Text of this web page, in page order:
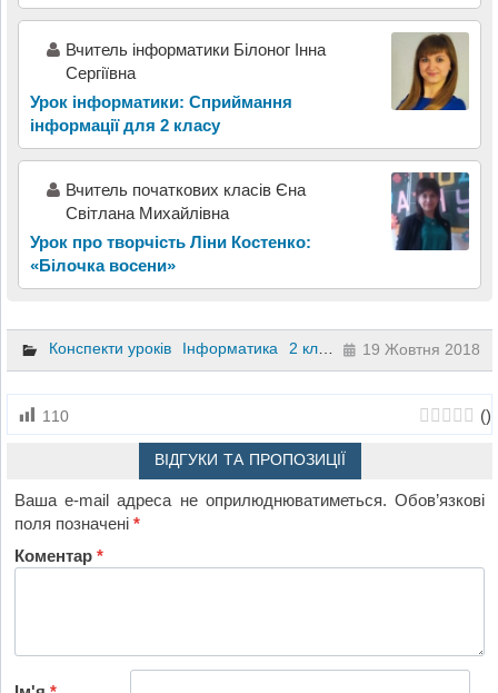
Вчитель інформатики Білоног Інна
Сергіївна
Урок інформатики: Сприймання
інформації для 2 класу
Вчитель початкових класів Єна
Світлана Михайлівна
Урок про творчість Ліни Костенко:
«Білочка восени»
Конспекти уроків Інформатика 2 клас 19 Жовтня 2018
110 ()
ВІДГУКИ ТА ПРОПОЗИЦІЇ
Ваша e-mail адреса не оприлюднюватиметься. Обов’язкові
поля позначені*
Коментар*